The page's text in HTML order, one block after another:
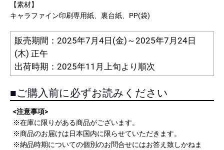
【素材】
キャラファイン印刷専用紙、裏台紙、PP(袋)
販売期間：2025年7月4日(金)～2025年7月24日
(木) 正午
出荷時期：2025年11月上旬より順次
■ご購入前に必ずお読みください
<注意事項>
※在庫に限りがある商品がございます。
※商品のお届けは日本国内に限らせていただきます。
※納品時期についての個別のお問合せにはお答え致しかねま